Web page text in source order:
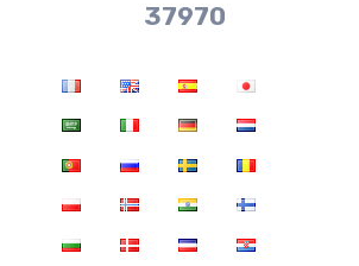
37970